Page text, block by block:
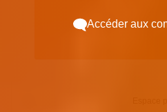
Accéder aux